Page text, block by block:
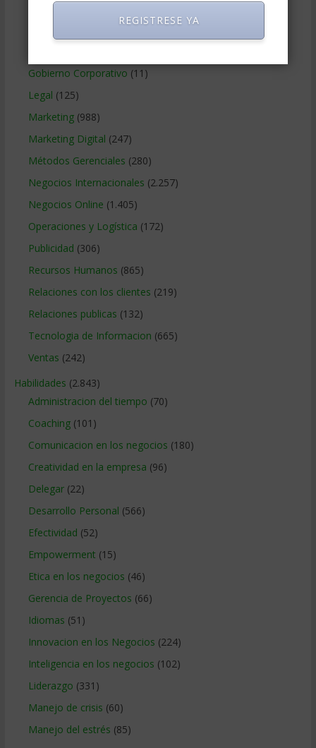
Estrategia Empresarial
Gobierno Corporativo (11)
Legal (125)
Marketing(988)
Marketing Digital (247)
Métodos Gerenciales (280)
Negocios Internacionales (2.257)
Negocios Online (1.405)
Operaciones y Logística (172)
Publicidad (306)
Recursos Humanos (865)
Relaciones con los clientes (219)
Relaciones publicas (132)
Tecnologia de Informacion (665)
Ventas (242)
Habilidades (2.843)
Administracion del tiempo (70)
Coaching(101)
Comunicacion en los negocios (180)
Creatividad en la empresa (96)
Delegar(22)
Desarrollo Personal (566)
Efectividad (52)
Empowerment (15)
Etica en los negocios (46)
Gerencia de Proyectos (66)
Idiomas (51)
Innovacion en los Negocios (224)
Inteligencia en los negocios (102)
Liderazgo (331)
Manejo de crisis (60)
Manejo del estrés (85)
REGISTRESE YA